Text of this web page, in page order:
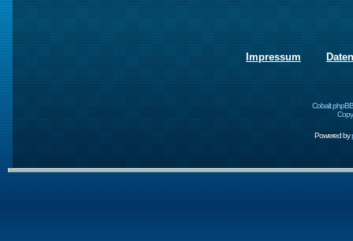
Impressum
Cobalt
Powered by